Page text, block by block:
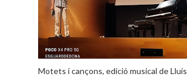
Motets i cançons, edició musical de Lluís